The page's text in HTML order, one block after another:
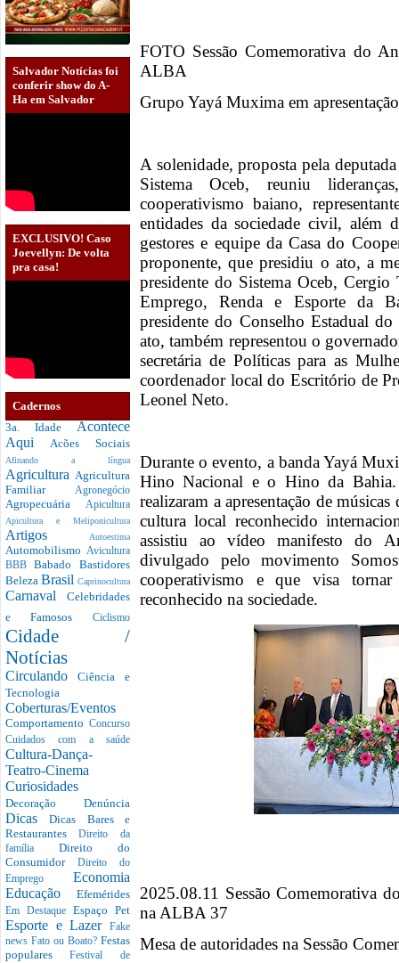
Salvador Notícias foi
conferir show do A-
Ha em Salvador
EXCLUSIVO! Caso
Joevellyn: De volta
pra casa!
Cadernos
3a. Idade Acontece
Aqui Acões Sociais
Afinando a língua
Agricultura Agricultura
Familiar Agronegócio
Agropecuária Apicultura
Apicultura e Meliponicultura
Artigos Autoestima
Automobilismo Avicultura
BBBBabado Bastidores
Beleza Brasil Caprinocultura
Carnaval Celebridades
e Famosos Ciclismo
Cidade /
Notícias
CirculandoCiência e
Tecnologia
Coberturas/Eventos
Comportamento Concurso
Cuidados com a saúde
Cultura-Dança-
Teatro-Cinema
Curiosidades
Decoração Denúncia
DicasDicas Bares e
RestaurantesDireito da
família Direito do
Consumidor Direito do
Emprego Economia
Educação Efemérides
Em Destaque Espaço Pet
Esporte e Lazer
Fake
news Fato ou Boato? Festas
popularesFestival de
FOTO Sessão Comemorativa do
ALBA
Grupo Yayá Muxima em
A solenidade, proposta pela
Sistema Oceb, reuniu
cooperativismo baiano,
entidades da sociedade civil, além
gestores e equipe da Casa do
proponente, que presidiu o ato, a
presidente do Sistema Oceb,
Emprego, Renda e Esporte da
presidente do Conselho Estadual
ato, também representou o
secretária de Políticas para as
coordenador local do Escritório de
Leonel Neto.
Durante o evento, a banda Yayá
Hino Nacional e o Hino da Bahia.
realizaram a apresentação de
cultura local reconhecido
assistiu ao vídeo manifesto do
divulgado pelo movimento
cooperativismo e que visa
reconhecido na sociedade.
2025.08.11 Sessão Comemorativa
na ALBA 37
Mesa de autoridades na Sessão